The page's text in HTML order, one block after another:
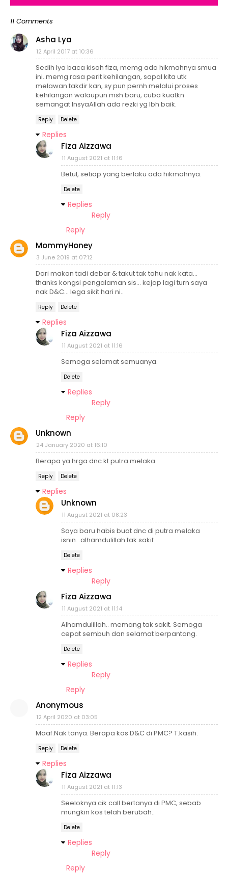
11 Comments
Asha Lya
12 April 2017 at 10:36
Sedih lya baca kisah fiza, memg ada hikmahnya smua
ini..memg rasa perit kehilangan, sapal kita utk
melawan takdir kan, sy pun pernh melalui proses
kehilangan walaupun msh baru, cuba kuatkn
semangat InsyaAllah ada rezki yg lbh baik.
Reply Delete
Replies
Fiza Aizzawa
11 August 2021 at 11:16
Betul, setiap yang berlaku ada hikmahnya.
Delete
Replies
Reply
Reply
MommyHoney
3 June 2019 at 07:12
Dari makan tadi debar & takut tak tahu nak kata...
thanks kongsi pengalaman sis... kejap lagi turn saya
nak D&C... lega sikit hari ni..
Reply Delete
Replies
Fiza Aizzawa
11 August 2021 at 11:16
Semoga selamat semuanya.
Delete
Replies
Reply
Reply
Unknown
24 January 2020 at 16:10
Berapa ya hrga dnc kt putra melaka
Reply Delete
Replies
Unknown
11 August 2021 at 08:23
Saya baru habis buat dnc di putra melaka
isnin...alhamdulillah tak sakit
Delete
Replies
Reply
Fiza Aizzawa
11 August 2021 at 11:14
Alhamdulillah.. memang tak sakit. Semoga
cepat sembuh dan selamat berpantang.
Delete
Replies
Reply
Reply
Anonymous
12 April 2020 at 03:05
Maaf.Nak tanya. Berapa kos D&C di PMC? T.kasih.
Reply Delete
Replies
Fiza Aizzawa
11 August 2021 at 11:13
Seeloknya cik call bertanya di PMC, sebab
mungkin kos telah berubah..
Delete
Replies
Reply
Reply